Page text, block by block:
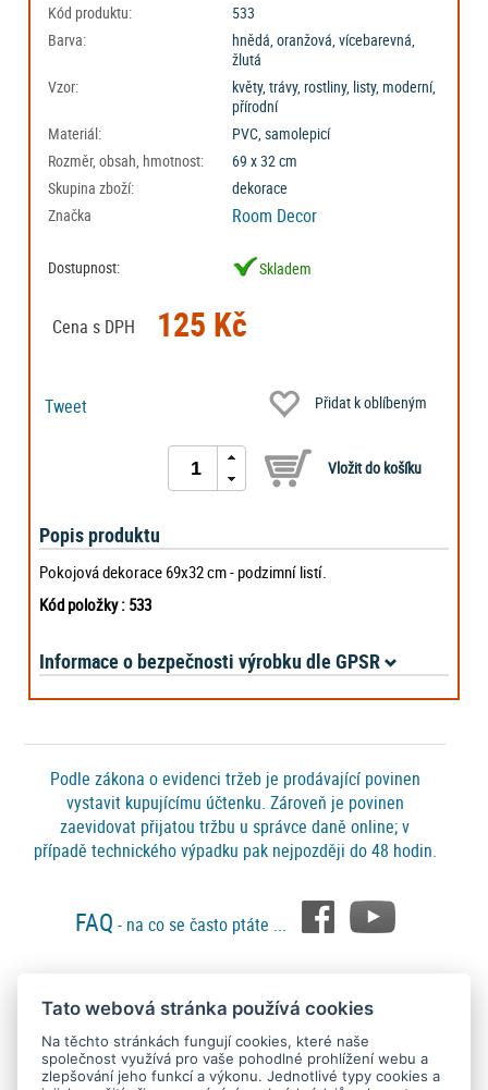
Kód produktu:
533
Barva:
hnědá, oranžová, vícebarevná,
žlutá
Vzor:
květy, trávy, rostliny, listy, moderní,
přírodní
Materiál:
PVC, samolepicí
Rozměr, obsah, hmotnost:
69 x 32 cm
Skupina zboží:
dekorace
Značka
Room Decor
Dostupnost: Skladem
Cena s DPH 125 Kč
Tweet Přidat k oblíbeným
Popis produktu
Pokojová dekorace 69x32 cm - podzimní listí.
Kód položky : 533
Informace o bezpečnosti výrobku dle GPSR
Podle zákona o evidenci tržeb je prodávající povinen
vystavit kupujícímu účtenku. Zároveň je povinen
zaevidovat přijatou tržbu u správce daně online; v
případě technického výpadku pak nejpozději do 48 hodin.
FAQ - na co se často ptáte ...
Platební metody
Tato webová stránka používá cookies
Na těchto stránkách fungují cookies, které naše
společnost využívá pro vaše pohodlné prohlížení webu a
zlepšování jeho funkcí a výkonu. Jednotlivé typy cookies a